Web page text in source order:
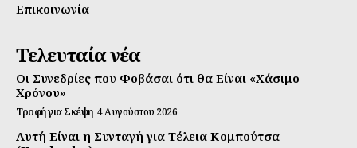
Επικοινωνία
Τελευταία νέα
Οι Συνεδρίες που Φοβάσαι ότι θα Είναι «Χάσιμο
Χρόνου»
Τροφή για Σκέψη 4 Αυγούστου 2026
Αυτή Είναι η Συνταγή για Τέλεια Κομπούτσα